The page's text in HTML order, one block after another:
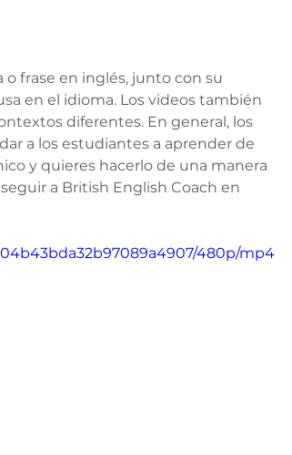
o frase en inglés, junto con su
en el idioma. Los videos también
diferentes. En general, los
a los estudiantes a aprender de
y quieres hacerlo de una manera
a British English Coach en
480p/mp4